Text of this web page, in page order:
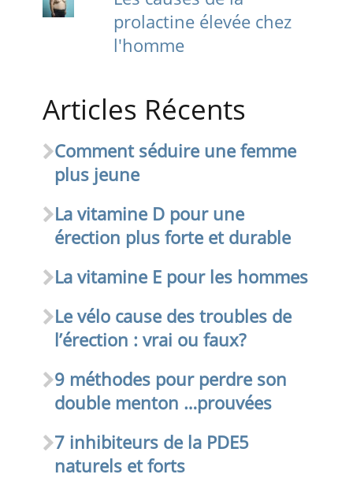
prolactine élevée chez
l'homme
Articles Récents
Comment séduire une femme
plus jeune
La vitamine D pour une
érection plus forte et durable
La vitamine E pour les hommes
Le vélo cause des troubles de
l’érection : vrai ou faux?
9 méthodes pour perdre son
double menton …prouvées
7 inhibiteurs de la PDE5
naturels et forts